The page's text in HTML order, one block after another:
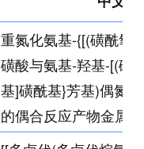
重氮化氨基-{[(磺酰氧
磺酸与氨基-羟基-[(磺
基]磺酰基}芳基)偶氮
的偶合反应产物金属盐